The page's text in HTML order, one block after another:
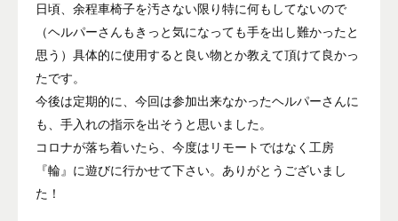
日頃、余程車椅子を汚さない限り特に何もしてないので
（ヘルパーさんもきっと気になっても手を出し難かったと
思う）具体的に使用すると良い物とか教えて頂けて良かっ
たです。
今後は定期的に、今回は参加出来なかったヘルパーさんに
も、手入れの指示を出そうと思いました。
コロナが落ち着いたら、今度はリモートではなく工房
『輪』に遊びに行かせて下さい。ありがとうございまし
た！